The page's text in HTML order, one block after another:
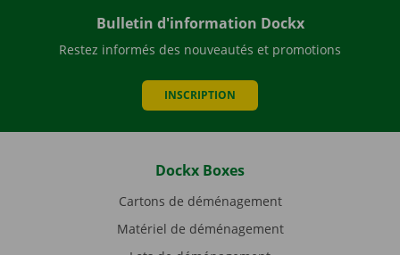
Bulletin d'information Dockx
Restez informés des nouveautés et promotions
INSCRIPTION
Dockx Boxes
Cartons de déménagement
Matériel de déménagement